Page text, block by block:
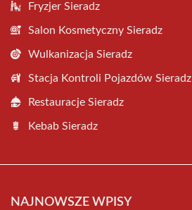
Fryzjer Sieradz
Salon Kosmetyczny Sieradz
Wulkanizacja Sieradz
Stacja Kontroli Pojazdów Sieradz
Restauracje Sieradz
Kebab Sieradz
NAJNOWSZE WPISY